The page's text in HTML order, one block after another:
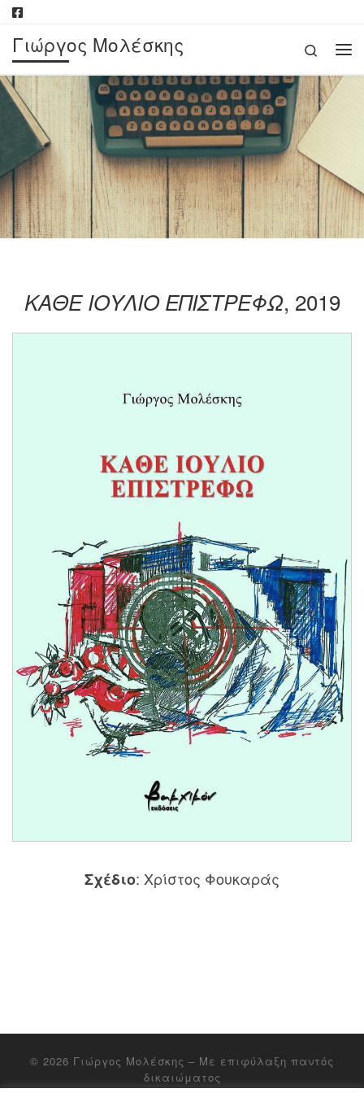
Γιώργος Μολέσκης
Search
ΚΑΘΕ ΙΟΥΛΙΟ ΕΠΙΣΤΡΕΦΩ, 2019
Σχέδιο: Χρίστος Φουκαράς
© 2026 Γιώργος Μολέσκης – Με επιφύλαξη παντός
δικαιώματος